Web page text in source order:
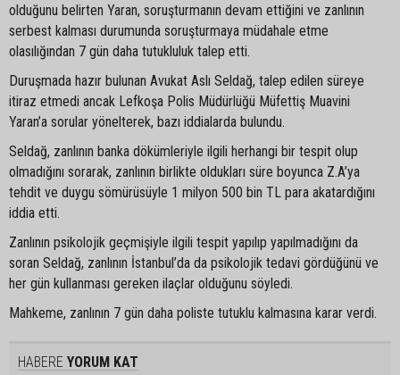
olduğunu belirten Yaran, soruşturmanın devam ettiğini ve zanlının
serbest kalması durumunda soruşturmaya müdahale etme
olasılığından 7 gün daha tutukluluk talep etti.
Duruşmada hazır bulunan Avukat Aslı Seldağ, talep edilen süreye
itiraz etmedi ancak Lefkoşa Polis Müdürlüğü Müfettiş Muavini
Yaran’a sorular yönelterek, bazı iddialarda bulundu.
Seldağ, zanlının banka dökümleriyle ilgili herhangi bir tespit olup
olmadığını sorarak, zanlının birlikte oldukları süre boyunca Z.A’ya
tehdit ve duygu sömürüsüyle 1 milyon 500 bin TL para akatardığını
iddia etti.
Zanlının psikolojik geçmişiyle ilgili tespit yapılıp yapılmadığını da
soran Seldağ, zanlının İstanbul’da da psikolojik tedavi gördüğünü ve
her gün kullanması gereken ilaçlar olduğunu söyledi.
Mahkeme, zanlının 7 gün daha poliste tutuklu kalmasına karar verdi.
HABERE YORUM KAT